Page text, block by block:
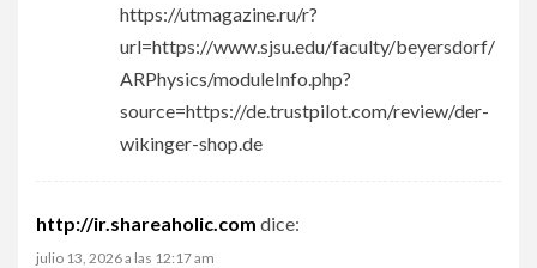
https://utmagazine.ru/r?
url=https://www.sjsu.edu/faculty/beyersdorf/
ARPhysics/moduleInfo.php?
source=https://de.trustpilot.com/review/der-
wikinger-shop.de
http://ir.shareaholic.com dice:
julio 13, 2026 a las 12:17 am